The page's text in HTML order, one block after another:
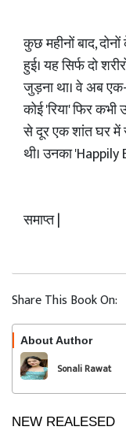
कुछ महीनों बाद,
हुई। यह सिर्फ दो
जुड़ना था। वे अब
कोई 'रिया' फिर
से दूर एक शांत घर में
थी। उनका
समाप्त |
Share This Book On:
About Author
Sonali Rawat
NEW REALESED